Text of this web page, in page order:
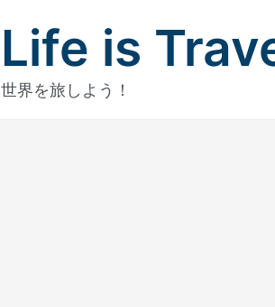
Life is
世界を旅しよう！